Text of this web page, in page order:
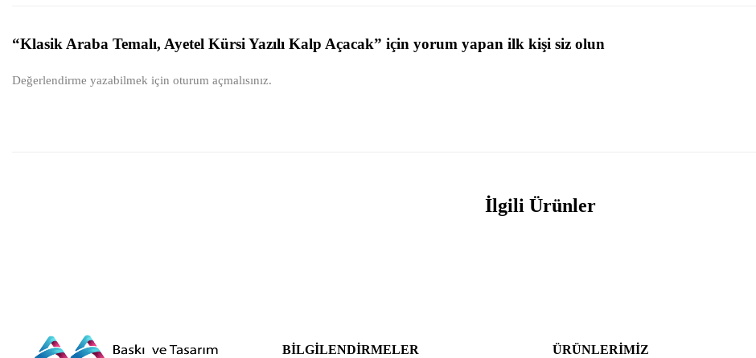
“Klasik Araba Temalı, Ayetel Kürsi Yazılı Kalp Açacak” için yorum yapan ilk kişi siz olun
Değerlendirme yazabilmek için oturum açmalısınız.
İlgili Ürünler
BILGILENDIRMELER ÜRÜNLERIMIZ